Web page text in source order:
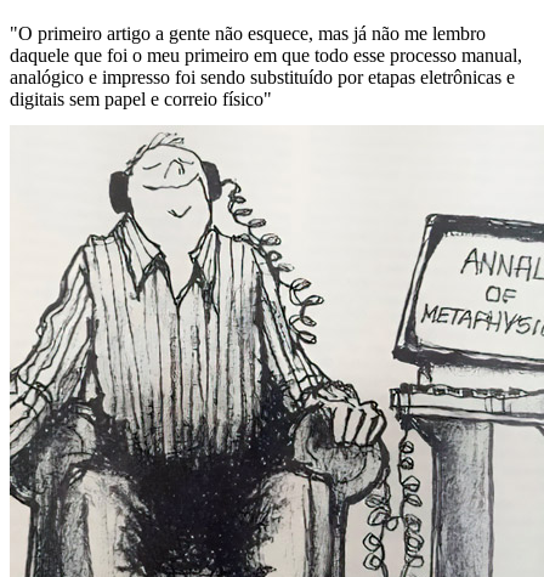
"O primeiro artigo a gente não esquece, mas já não me lembro
daquele que foi o meu primeiro em que todo esse processo manual,
analógico e impresso foi sendo substituído por etapas eletrônicas e
digitais sem papel e correio físico"